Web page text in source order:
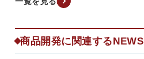
商品開発に関連するNEWS